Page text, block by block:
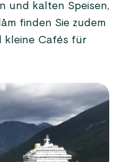
und kalten Speisen,
finden Sie zudem
kleine Cafés für